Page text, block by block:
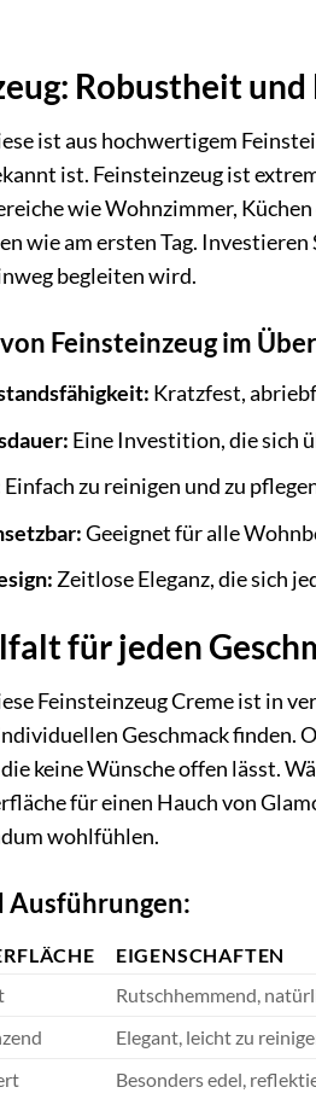
Robustheit
ist aus hochwertigem
ist. Feinsteinzeug ist
wie Wohnzimmer, Küchen
wie am ersten Tag.
begleiten wird.
Feinsteinzeug im
Kratzfest,
Eine Investition, die sich
Einfach zu reinigen und zu
Geeignet für alle
Zeitlose Eleganz, die sich
für jeden
Feinsteinzeug Creme ist in
Geschmack finden.
keine Wünsche offen lässt.
für einen Hauch von
wohlfühlen.
Ausführungen:
EIGENSCHAFTEN
Rutschhemmend,
Elegant, leicht zu
Besonders edel,